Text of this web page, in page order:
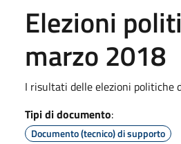
Elezioni
marzo 2018
I risultati delle elezioni politiche
Tipi di documento:
Documento (tecnico) di supporto